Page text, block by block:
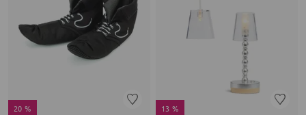
20 % 13 %